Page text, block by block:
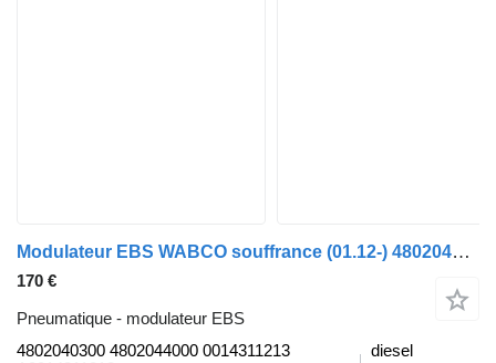
Modulateur EBS WABCO souffrance (01.12-) 4802040300 pour camion Mercedes-Benz Actros MP4 Antos Arocs (2012-)
170 €
Pneumatique - modulateur EBS
4802040300 4802044000 0014311213
diesel